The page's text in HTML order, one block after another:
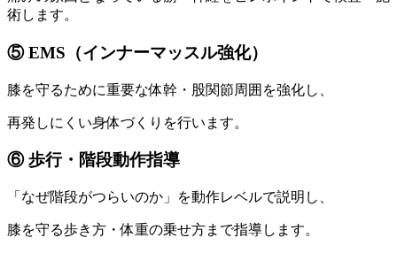
術します。
⑤ EMS（インナーマッスル強化）
膝を守るために重要な体幹・股関節周囲を強化し、
再発しにくい身体づくりを行います。
⑥ 歩行・階段動作指導
「なぜ階段がつらいのか」を動作レベルで説明し、
膝を守る歩き方・体重の乗せ方まで指導します。